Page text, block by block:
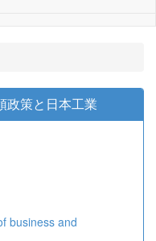
政策と日本工業
business and